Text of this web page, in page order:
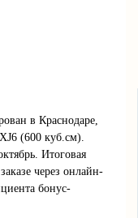
в Краснодаре,
(600 куб.см).
Итоговая
через онлайн-
бонус-